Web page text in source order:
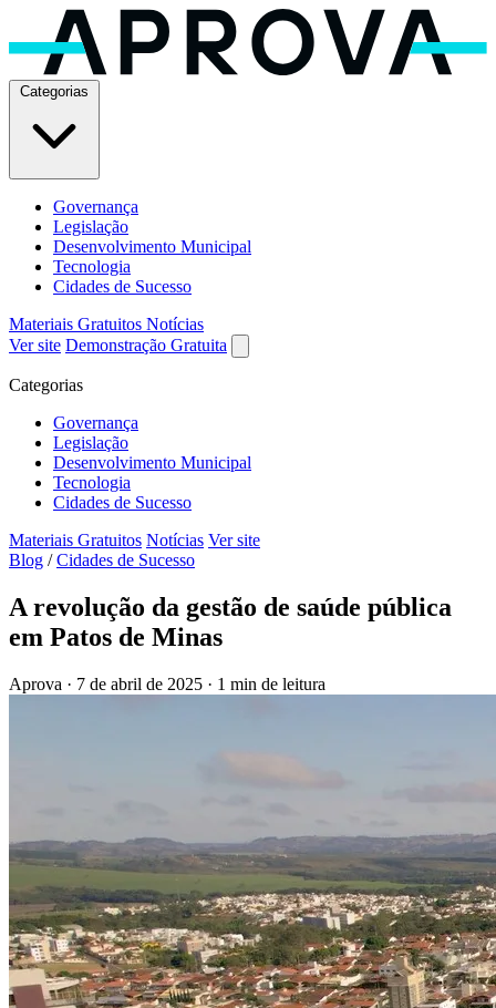
Governança
Legislação
Desenvolvimento Municipal
Tecnologia
Cidades de Sucesso
Materiais Gratuitos Notícias
Ver site Demonstração Gratuita
Categorias
Governança
Legislação
Desenvolvimento Municipal
Tecnologia
Cidades de Sucesso
Materiais Gratuitos Notícias Ver site
Blog / Cidades de Sucesso
A revolução da gestão de saúde pública
em Patos de Minas
Aprova · 7 de abril de 2025 · 1 min de leitura